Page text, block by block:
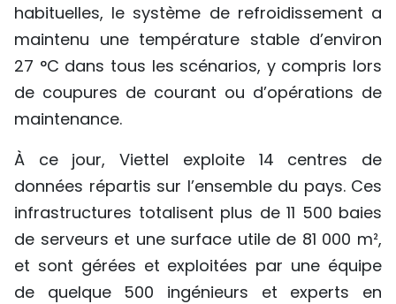
habituelles, le système de refroidissement a
maintenu une température stable d’environ
27 °C dans tous les scénarios, y compris lors
de coupures de courant ou d’opérations de
maintenance.
À ce jour, Viettel exploite 14 centres de
données répartis sur l’ensemble du pays. Ces
infrastructures totalisent plus de 11 500 baies
de serveurs et une surface utile de 81 000 m²,
et sont gérées et exploitées par une équipe
de quelque 500 ingénieurs et experts en